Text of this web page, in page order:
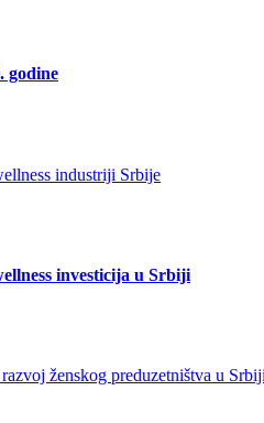
godine
investicija u Srbiji